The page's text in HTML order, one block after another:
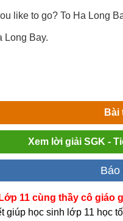
like to go? To Ha Long
Long Bay.
Bài
Xem lời giải SGK -
Báo
11 cùng thầy cô giáo
giúp học sinh lớp 11 học